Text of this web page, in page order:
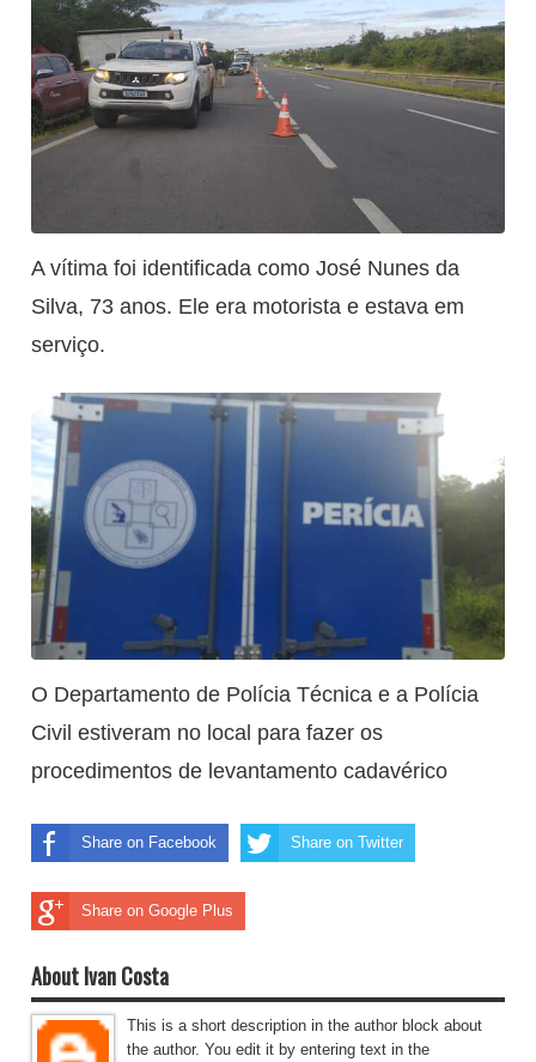
A vítima foi identificada como José Nunes da
Silva, 73 anos. Ele era motorista e estava em
serviço.
O Departamento de Polícia Técnica e a Polícia
Civil estiveram no local para fazer os
procedimentos de levantamento cadavérico
Share on Facebook Share on Twitter
Share on Google Plus
About Ivan Costa
This is a short description in the author block about
the author. You edit it by entering text in the